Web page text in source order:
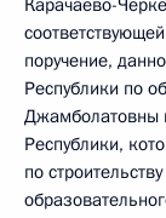
Карачаево-
поручение,
Республики по
Джамболатовны
Республики,
по